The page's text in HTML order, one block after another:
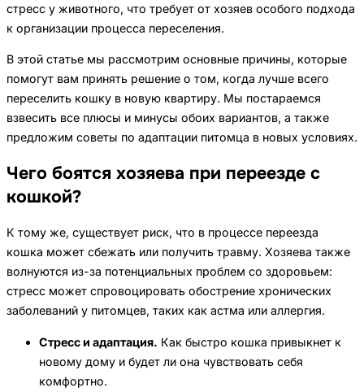
стресс у животного, что требует от хозяев особого подхода
к организации процесса переселения.
В этой статье мы рассмотрим основные причины, которые
помогут вам принять решение о том, когда лучше всего
переселить кошку в новую квартиру. Мы постараемся
взвесить все плюсы и минусы обоих вариантов, а также
предложим советы по адаптации питомца в новых условиях.
Чего боятся хозяева при переезде с
кошкой?
К тому же, существует риск, что в процессе переезда
кошка может сбежать или получить травму. Хозяева также
волнуются из-за потенциальных проблем со здоровьем:
стресс может спровоцировать обострение хронических
заболеваний у питомцев, таких как астма или аллергия.
Стресс и адаптация. Как быстро кошка привыкнет к
новому дому и будет ли она чувствовать себя
комфортно.